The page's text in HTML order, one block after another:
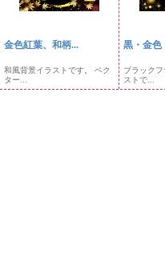
金色紅葉、和柄...
和風背景イラストです。 ベク
ター...
黒・金色
ブラック
ストで...